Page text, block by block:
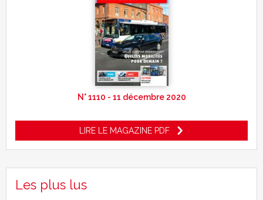
N° 1110 - 11 décembre 2020
LIRE LE MAGAZINE PDF
Les plus lus